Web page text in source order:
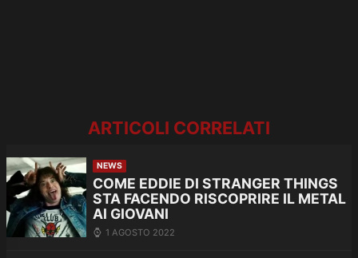
ARTICOLI CORRELATI
NEWS
COME EDDIE DI STRANGER THINGS
STA FACENDO RISCOPRIRE IL METAL
AI GIOVANI
1 AGOSTO 2022